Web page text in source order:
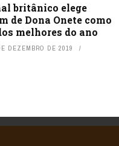
britânico elege
de Dona Onete como
melhores do ano
DEZEMBRO DE 2019